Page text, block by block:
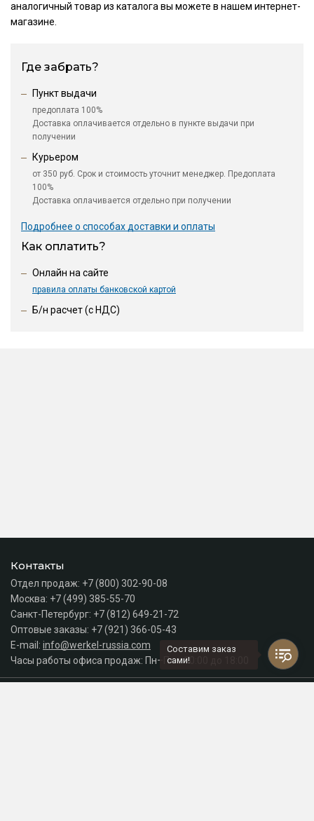
аналогичный товар из каталогавы можете в нашем интернет-
магазине.
Где забрать?
Пункт выдачи
предоплата 100%
Доставка оплачивается отдельно в пункте выдачи при
получении
Курьером
от 350 руб. Срок и стоимость уточнит менеджер. Предоплата
100%
Доставка оплачивается отдельно при получении
Подробнее о способах доставки и оплаты
Как оплатить?
Онлайн на сайте
правила оплаты банковской картой
Б/н расчет (c НДС)
Контакты
Отдел продаж: +7 (800) 302-90-08
Москва: +7 (499) 385-55-70
Санкт-Петербург: +7 (812) 649-21-72
Оптовые заказы: +7 (921) 366-05-43
E-mail: info@werkel-russia.com
Часы работы офиса продаж: Пн–Пт с 10:00 до 18:00
Составим заказ
сами!